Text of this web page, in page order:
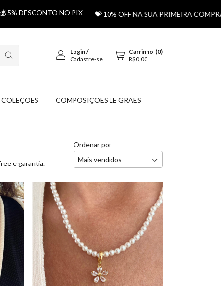
NO PIX 💝 10% OFF NA SUA PRIMEIRA COMPRA
Login/
Cadastre-se
Carrinho (0)
R$0,00
COLEÇÕES COMPOSIÇÕES LE GRAES
e garantia.
Ordenar por